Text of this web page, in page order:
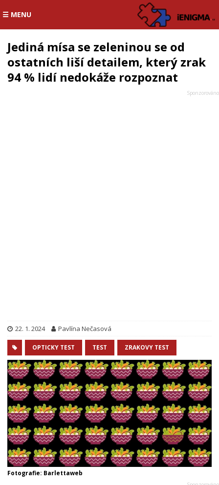
☰ MENU
Jediná mísa se zeleninou se od
ostatních liší detailem, který zrak
94 % lidí nedokáže rozpoznat
22. 1. 2024 Pavlína Nečasová
OPTICKY TEST TEST ZRAKOVY TEST
Fotografie: Barlettaweb